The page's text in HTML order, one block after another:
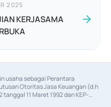
2025
KERJASAMA
usaha sebagai Perantara
Otoritas Jasa Keuangan (d.h
11 Maret 1992 dan KEP-
usaha sebagai Penjamin Emisi